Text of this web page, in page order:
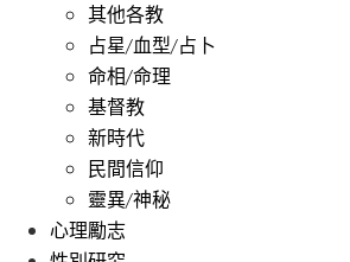
其他各教
占星/血型/占卜
命相/命理
基督教
新時代
民間信仰
靈異/神秘
心理勵志